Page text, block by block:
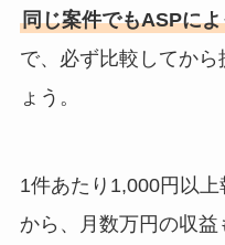
同じ案件でもASPに
で、必ず比較してか
ょう。
1件あたり1,000円以
から、月数万円の収益